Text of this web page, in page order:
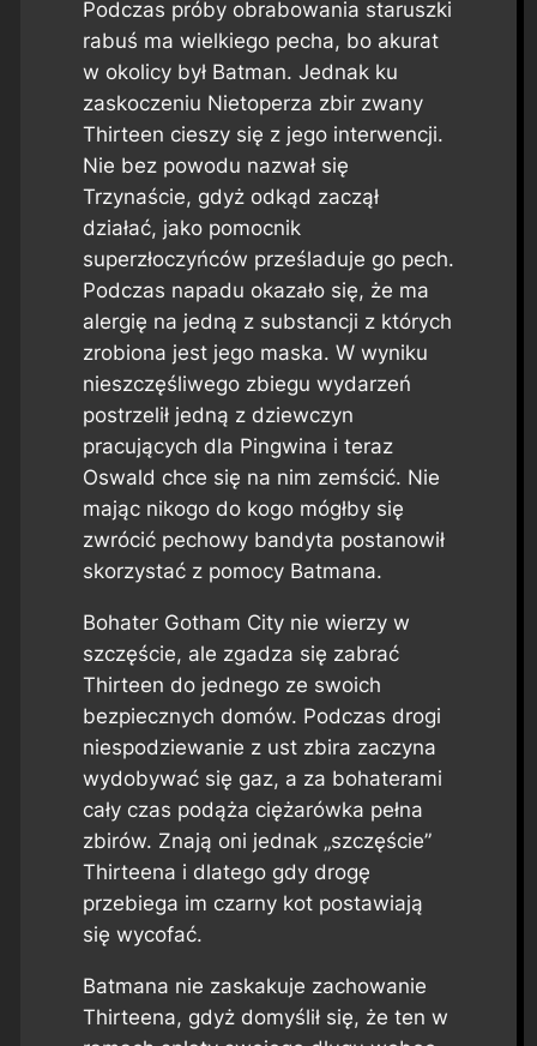
Podczas próby obrabowania staruszki
rabuś ma wielkiego pecha, bo akurat
w okolicy był Batman. Jednak ku
zaskoczeniu Nietoperza zbir zwany
Thirteen cieszy się z jego interwencji.
Nie bez powodu nazwał się
Trzynaście, gdyż odkąd zaczął
działać, jako pomocnik
superzłoczyńców prześladuje go pech.
Podczas napadu okazało się, że ma
alergię na jedną z substancji z których
zrobiona jest jego maska. W wyniku
nieszczęśliwego zbiegu wydarzeń
postrzelił jedną z dziewczyn
pracujących dla Pingwina i teraz
Oswald chce się na nim zemścić. Nie
mając nikogo do kogo mógłby się
zwrócić pechowy bandyta postanowił
skorzystać z pomocy Batmana.
Bohater Gotham City nie wierzy w
szczęście, ale zgadza się zabrać
Thirteen do jednego ze swoich
bezpiecznych domów. Podczas drogi
niespodziewanie z ust zbira zaczyna
wydobywać się gaz, a za bohaterami
cały czas podąża ciężarówka pełna
zbirów. Znają oni jednak „szczęście”
Thirteena i dlatego gdy drogę
przebiega im czarny kot postawiają
się wycofać.
Batmana nie zaskakuje zachowanie
Thirteena, gdyż domyślił się, że ten w